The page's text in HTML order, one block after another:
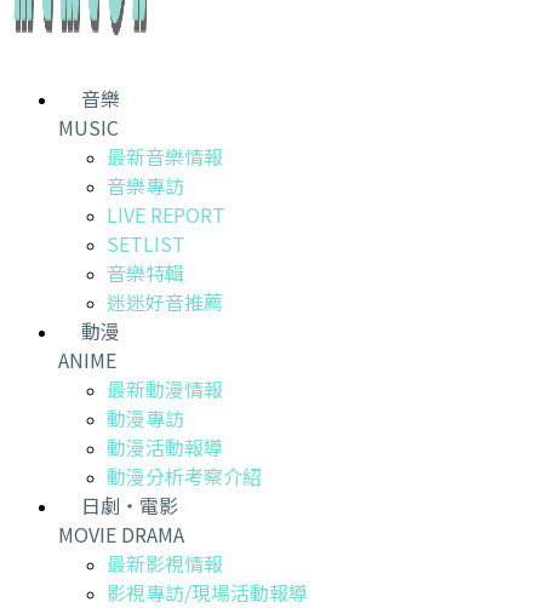
音樂
MUSIC
最新音樂情報
音樂專訪
LIVE REPORT
SETLIST
音樂特輯
迷迷好音推薦
動漫
ANIME
最新動漫情報
動漫專訪
動漫活動報導
動漫分析考察介紹
日劇・電影
MOVIE DRAMA
最新影視情報
影視專訪/現場活動報導